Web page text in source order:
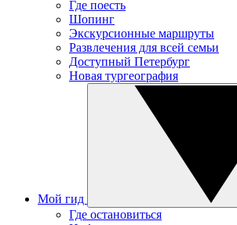
Где поесть
Шопинг
Экскурсионные маршруты
Развлечения для всей семьи
Доступный Петербург
Новая тургеография
Мой гид
Где остановиться